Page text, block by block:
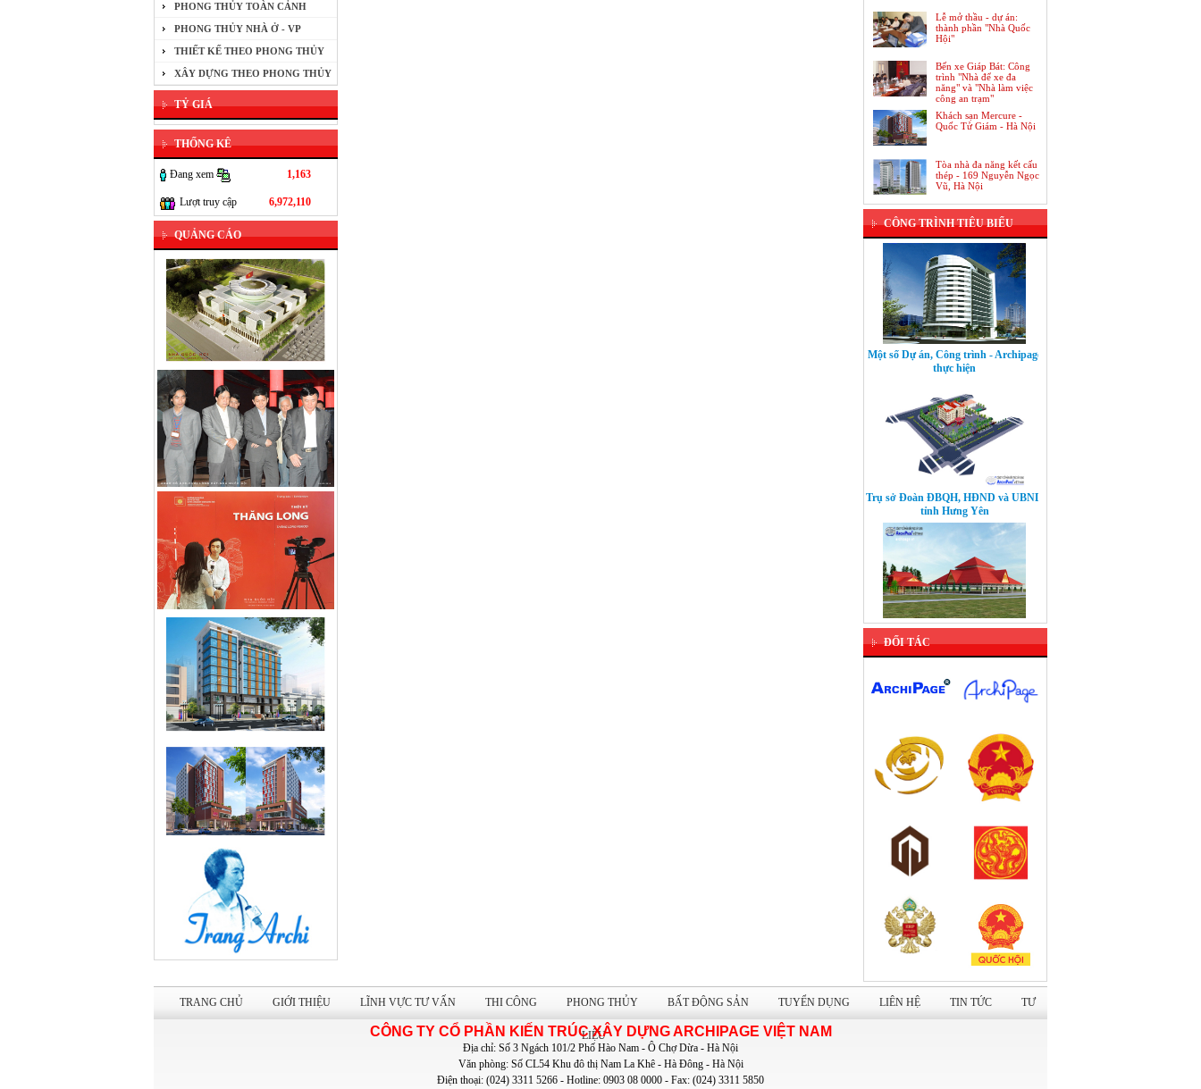
PHONG THỦY TOÀN CẢNH
PHONG THỦY NHÀ Ở - VP
THIẾT KẾ THEO PHONG THỦY
XÂY DỰNG THEO PHONG THỦY
TỶ GIÁ
THỐNG KÊ
1,163
Đang xem
6,972,110
Lượt truy cập
QUẢNG CÁO
Lễ mở thầu - dự án:
thành phần "Nhà Quốc
Hội"
Bến xe Giáp Bát: Công
trình "Nhà để xe đa
năng" và "Nhà làm việc
công an trạm"
Khách sạn Mercure -
Quốc Tử Giám - Hà Nội
Tòa nhà đa năng kết cấu
thép - 169 Nguyễn Ngọc
Vũ, Hà Nội
CÔNG TRÌNH TIÊU BIỂU
Dự án: Trung tâm thương mại Hồng
Kông, Khách sạn, Căn hộ chung cư
cao cấp
Một số Dự án, Công trình - Archipage
thực hiện
Trụ sở Đoàn ĐBQH, HĐND và UBND
tỉnh Hưng Yên
Dự án: Bảo tồn Quần thể di tích kiến
trúc thời Trần - Khu di tích Hành
Cung Lỗ Giang
Dự án: Cải tạo Trụ sở Trung tâm Lưu
trữ Quốc gia I
Nhà hàng cao cấp Tuấn Dung Group
ĐỐI TÁC
TRANG CHỦ GIỚI THIỆU LĨNH VỰC TƯ VẤN THI CÔNG PHONG THỦY BẤT ĐỘNG SẢN TUYỂN DỤNG LIÊN HỆ TIN TỨC TƯ
LIỆU
CÔNG TY CỔ PHẦN KIẾN TRÚC XÂY DỰNG ARCHIPAGE VIỆT NAM
Địa chỉ: Số 3 Ngách 101/2 Phố Hào Nam - Ô Chợ Dừa - Hà Nội
Văn phòng: Số CL54 Khu đô thị Nam La Khê - Hà Đông - Hà Nội
Điện thoại: (024) 3311 5266 - Hotline: 0903 08 0000 - Fax: (024) 3311 5850